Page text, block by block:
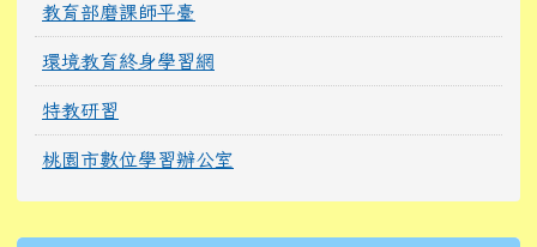
教育部磨課師平臺
環境教育終身學習網
特教研習
桃園市數位學習辦公室